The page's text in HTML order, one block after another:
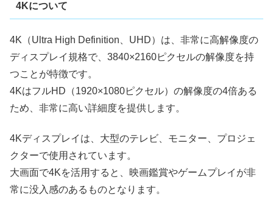
4Kについて
4K（Ultra High Definition、UHD）は、非常に高解像度の
ディスプレイ規格で、3840×2160ピクセルの解像度を持
つことが特徴です。
4KはフルHD（1920×1080ピクセル）の解像度の4倍ある
ため、非常に高い詳細度を提供します。
4Kディスプレイは、大型のテレビ、モニター、プロジェ
クターで使用されています。
大画面で4Kを活用すると、映画鑑賞やゲームプレイが非
常に没入感のあるものとなります。